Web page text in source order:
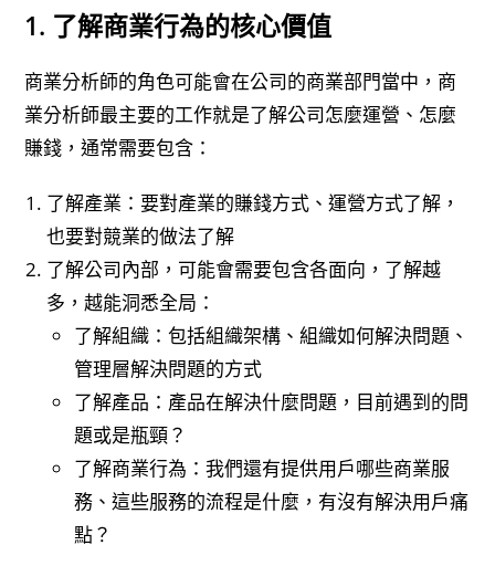
1. 了解商業行為的核心價值
商業分析師的角色可能會在公司的商業部門當中，商
業分析師最主要的工作就是了解公司怎麼運營、怎麼
賺錢，通常需要包含：
了解產業：要對產業的賺錢方式、運營方式了解，
也要對競業的做法了解
了解公司內部，可能會需要包含各面向，了解越
多，越能洞悉全局：
了解組織：包括組織架構、組織如何解決問題、
管理層解決問題的方式
了解產品：產品在解決什麼問題，目前遇到的問
題或是瓶頸？
了解商業行為：我們還有提供用戶哪些商業服
務、這些服務的流程是什麼，有沒有解決用戶痛
點？